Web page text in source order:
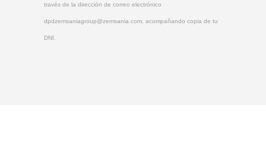
través de la dirección de correo electrónico
dpdzemsaniagroup@zemsania.com, acompañando copia de tu
DNI.